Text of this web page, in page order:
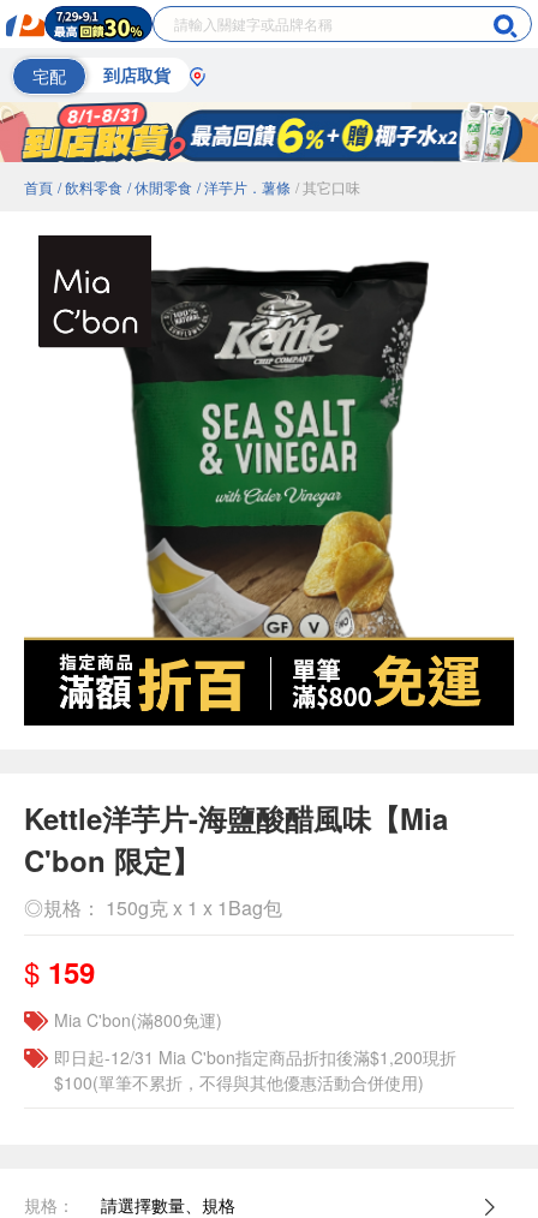
宅配 到店取貨
首頁 / 飲料零食 / 休閒零食 / 洋芋片．薯條 / 其它口味
Kettle洋芋片-海鹽酸醋風味【Mia
C'bon 限定】
◎規格： 150g克 x 1 x 1Bag包
$ 159
Mia C'bon(滿800免運)
即日起-12/31 Mia C'bon指定商品折扣後滿$1,200現折
$100(單筆不累折，不得與其他優惠活動合併使用)
規格： 請選擇數量、規格